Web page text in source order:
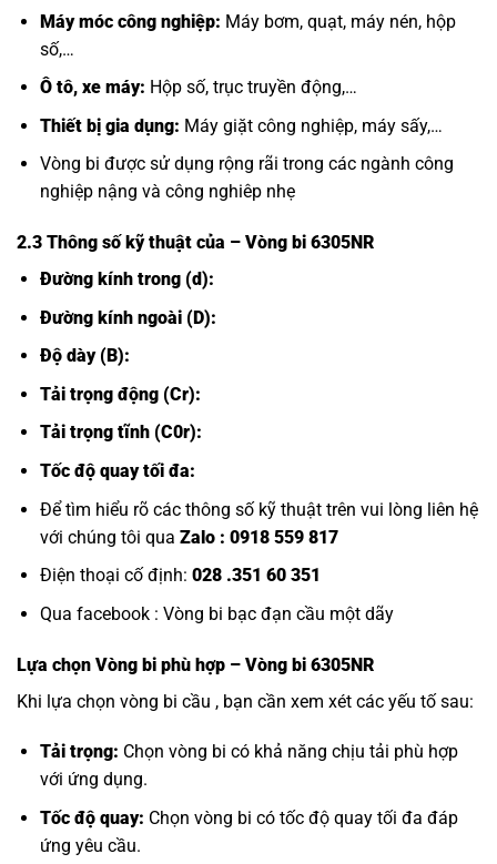
Máy móc công nghiệp: Máy bơm, quạt, máy nén, hộp
số,…
Ô tô, xe máy: Hộp số, trục truyền động,…
Thiết bị gia dụng: Máy giặt công nghiệp, máy sấy,…
Vòng bi được sử dụng rộng rãi trong các ngành công
nghiệp nậng và công nghiêp nhẹ
2.3 Thông số kỹ thuật của – Vòng bi 6305NR
Đường kính trong (d):
Đường kính ngoài (D):
Độ dày (B):
Tải trọng động (Cr):
Tải trọng tĩnh (C0r):
Tốc độ quay tối đa:
Để tìm hiểu rõ các thông số kỹ thuật trên vui lòng liên hệ
với chúng tôi qua Zalo : 0918 559 817
Điện thoại cố định: 028 .351 60 351
Qua facebook : Vòng bi bạc đạn cầu một dãy
Lựa chọn Vòng bi phù hợp – Vòng bi 6305NR
Khi lựa chọn vòng bi cầu , bạn cần xem xét các yếu tố sau:
Tải trọng: Chọn vòng bi có khả năng chịu tải phù hợp
với ứng dụng.
Tốc độ quay: Chọn vòng bi có tốc độ quay tối đa đáp
ứng yêu cầu.